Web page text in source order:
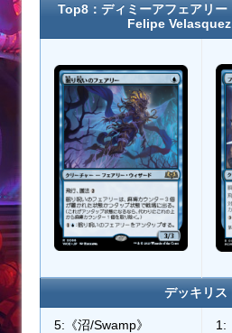
Top8：ディミーアフェアリ
Felipe
デッキリス
5:《沼/Swamp》
1: